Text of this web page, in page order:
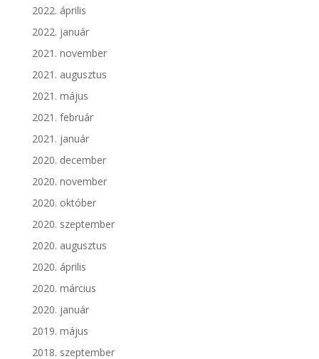
2022. április
2022. január
2021. november
2021. augusztus
2021. május
2021. február
2021. január
2020. december
2020. november
2020. október
2020. szeptember
2020. augusztus
2020. április
2020. március
2020. január
2019. május
2018. szeptember